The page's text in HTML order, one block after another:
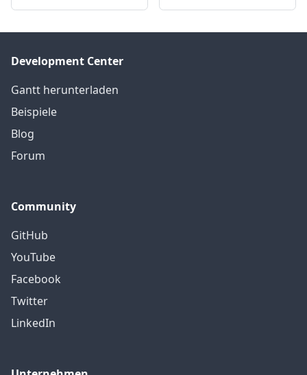
Development Center
Gantt herunterladen
Beispiele
Blog
Forum
Community
GitHub
YouTube
Facebook
Twitter
LinkedIn